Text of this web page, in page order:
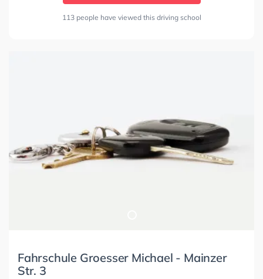
113 people have viewed this driving school
Fahrschule Groesser Michael - Mainzer
Str. 3